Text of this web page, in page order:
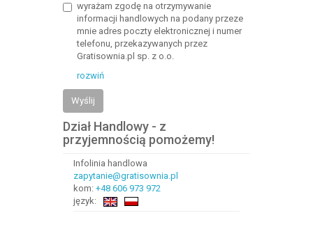
wyrażam zgodę na otrzymywanie
informacji handlowych na podany przeze
mnie adres poczty elektronicznej i numer
telefonu, przekazywanych przez
Gratisownia.pl sp. z o.o.
rozwiń
Wyślij
Dział Handlowy - z
przyjemnością pomożemy!
Infolinia handlowa
zapytanie@gratisownia.pl
kom: +48 606 973 972
język: